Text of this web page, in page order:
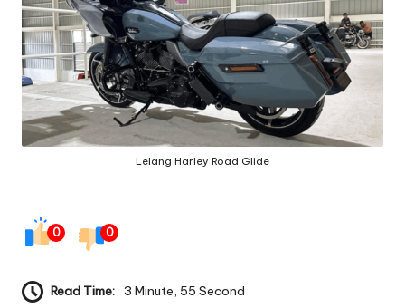
g
e
q
ui
p
n
Lelang Harley Road Glide
0 0
Read Time: 3 Minute, 55 Second